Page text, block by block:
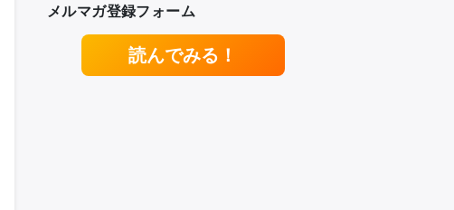
メルマガ登録フォーム
読んでみる！